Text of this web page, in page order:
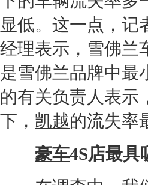
显低。这一点，记
经理表示， 雪佛兰
是雪佛兰品牌中最
的有关负责人表示
下， 凯越的流失率
豪车4S店最具